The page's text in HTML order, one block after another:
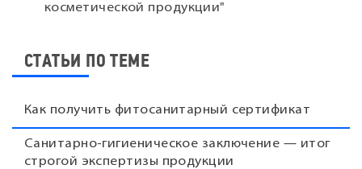
косметической продукции"
СТАТЬИ ПО ТЕМЕ
Как получить фитосанитарный сертификат
Санитарно-гигиеническое заключение — итог
строгой экспертизы продукции